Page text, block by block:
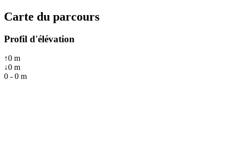
Carte du parcours
Profil d'élévation
↑0 m
↓0 m
0 - 0 m